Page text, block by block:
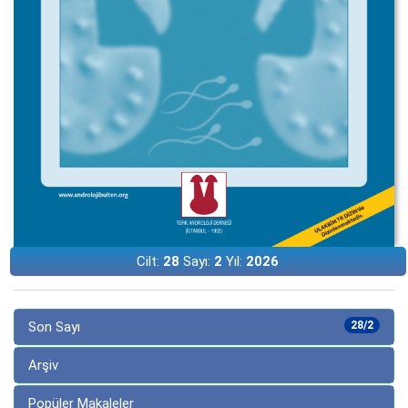
Cilt: 28 Sayı: 2 Yıl: 2026
28/2
Son Sayı
Arşiv
Popüler Makaleler